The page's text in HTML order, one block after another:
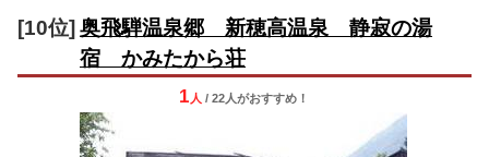
[10位] 奥飛騨温泉郷 新穂高温泉 静寂の湯
宿 かみたから荘
1 人 / 22人がおすすめ！